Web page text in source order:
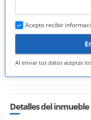
Acepto recibir
Al enviar tus datos aceptas
Detalles del inmueble